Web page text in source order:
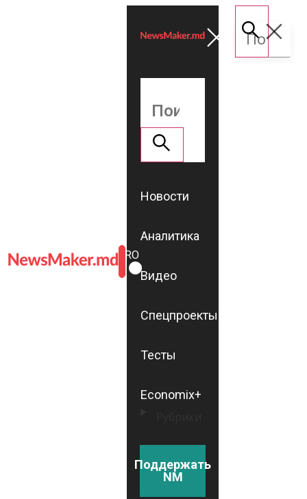
ROMÂNĂ
RU
Новости
Аналитика
Видео
Спецпроекты
Тесты
Economix+
Поддержать
NM